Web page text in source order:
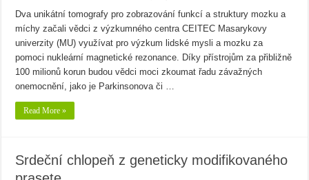
Dva unikátní tomografy pro zobrazování funkcí a struktury mozku a
míchy začali vědci z výzkumného centra CEITEC Masarykovy
univerzity (MU) využívat pro výzkum lidské mysli a mozku za
pomoci nukleární magnetické rezonance. Díky přístrojům za přibližně
100 milionů korun budou vědci moci zkoumat řadu závažných
onemocnění, jako je Parkinsonova či …
Read More »
Srdeční chlopeň z geneticky modifikovaného